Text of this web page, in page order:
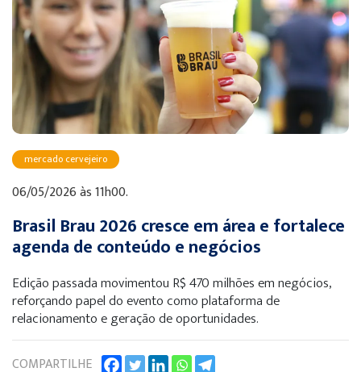
mercado cervejeiro
06/05/2026 às 11h00.
Brasil Brau 2026 cresce em área e fortalece
agenda de conteúdo e negócios
Edição passada movimentou R$ 470 milhões em negócios,
reforçando papel do evento como plataforma de
relacionamento e geração de oportunidades.
COMPARTILHE